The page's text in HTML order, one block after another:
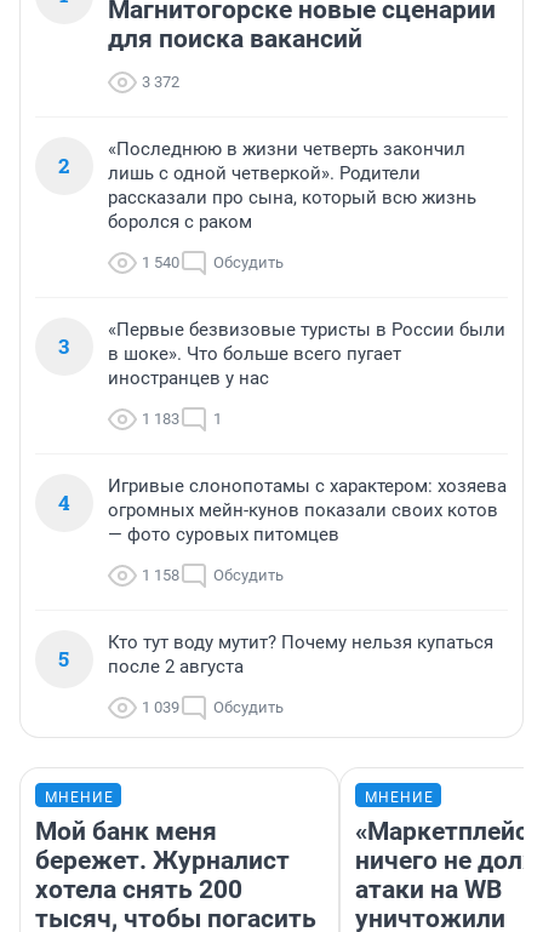
Магнитогорске новые сценарии
для поиска вакансий
3 372
2
«Последнюю в жизни четверть закончил
лишь с одной четверкой». Родители
рассказали про сына, который всю жизнь
боролся с раком
1 540 Обсудить
3
«Первые безвизовые туристы в России были
в шоке». Что больше всего пугает
иностранцев у нас
1 183 1
4
Игривые слонопотамы с характером: хозяева
огромных мейн-кунов показали своих котов
— фото суровых питомцев
1 158 Обсудить
5
Кто тут воду мутит? Почему нельзя купаться
после 2 августа
1 039 Обсудить
МНЕНИЕ
Мой банк меня
бережет. Журналист
хотела снять 200
тысяч, чтобы погасить
МНЕНИЕ
«Маркетплейс
ничего не
атаки на WB
уничтожили